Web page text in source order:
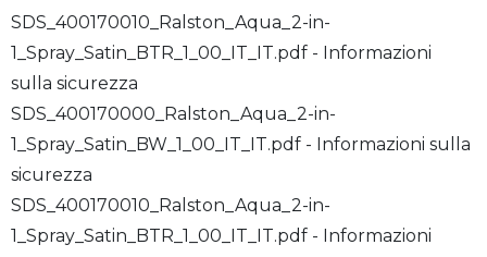
SDS_400170010_Ralston_Aqua_2-in-
1_Spray_Satin_BTR_1_00_IT_IT.pdf - Informazioni
sulla sicurezza
SDS_400170000_Ralston_Aqua_2-in-
1_Spray_Satin_BW_1_00_IT_IT.pdf - Informazioni sulla
sicurezza
SDS_400170010_Ralston_Aqua_2-in-
1_Spray_Satin_BTR_1_00_IT_IT.pdf - Informazioni